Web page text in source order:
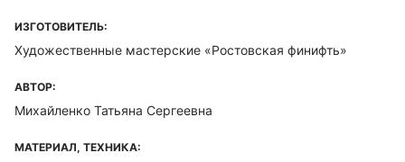
ИЗГОТОВИТЕЛЬ:
Художественные мастерские «Ростовская финифть»
АВТОР:
Михайленко Татьяна Сергеевна
МАТЕРИАЛ, ТЕХНИКА: